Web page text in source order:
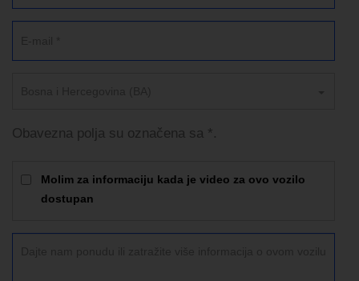
Obavezna polja su označena sa *.
Molim za informaciju kada je video za ovo vozilo
dostupan